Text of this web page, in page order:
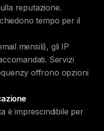
reputazione.
tempo per il
mensili), gli IP
Servizi
offrono opzioni
è imprescindibile per